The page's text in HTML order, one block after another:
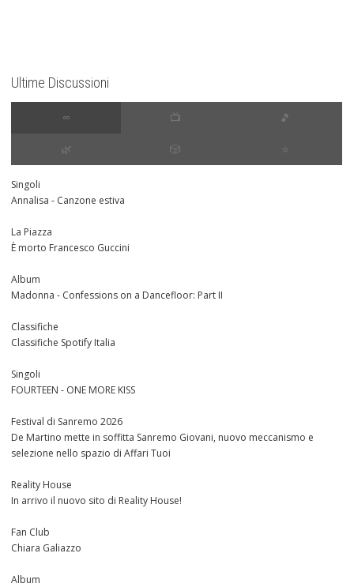
Ultime Discussioni
∞ 📺 🎵
🌿 🎲 ⭐️
Singoli
Annalisa - Canzone estiva
La Piazza
È morto Francesco Guccini
Album
Madonna - Confessions on a Dancefloor: Part II
Classifiche
Classifiche Spotify Italia
Singoli
FOURTEEN - ONE MORE KISS
Festival di Sanremo 2026
De Martino mette in soffitta Sanremo Giovani, nuovo meccanismo e
selezione nello spazio di Affari Tuoi
Reality House
In arrivo il nuovo sito di Reality House!
Fan Club
Chiara Galiazzo
Album